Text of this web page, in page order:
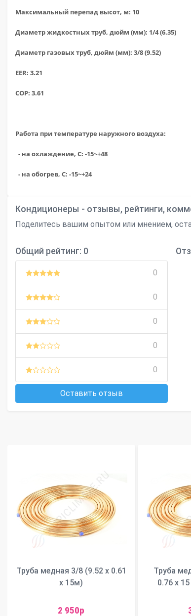
Максимальный перепад высот, м: 10
Диаметр жидкостных труб, дюйм (мм): 1/4 (6.35)
Диаметр газовых труб, дюйм (мм): 3/8 (9.52)
EER: 3.21
COP: 3.61
Работа при температуре наружного воздуха:
- на охлаждение, С: -15~+48
- на обогрев, С: -15~+24
Кондиционеры - отзывы, рейтинги,
Поделитесь вашим опытом или мнением,
Общий рейтинг: 0
0
0
0
0
0
Оставить отзыв
Труба медная 3/8 (9.52 x 0.61
x 15м)
2 950р
Труба
0.76 х